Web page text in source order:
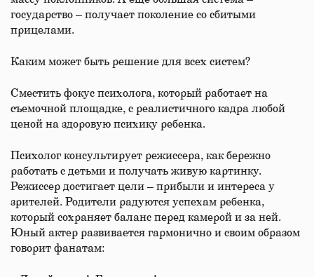
государство – получает поколение со сбитыми
прицелами.
Каким может быть решение для всех систем?
Сместить фокус психолога, который работает на
съемочной площадке, с реалистичного кадра любой
ценой на здоровую психику ребенка.
Психолог консультирует режиссера, как бережно
работать с детьми и получать живую картинку.
Режиссер достигает цели – прибыли и интереса у
зрителей. Родители радуются успехам ребенка,
который сохраняет баланс перед камерой и за ней.
Юный актер развивается гармонично и своим образом
говорит фанатам: